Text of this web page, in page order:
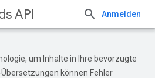
API Anmelden
um Inhalte in Ihre bevorzugte
können Fehler